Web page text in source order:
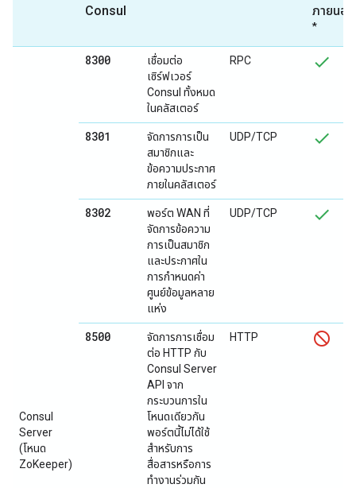
Consul
ภายนอก
*
Consul
Server
(โหนด
ZoKeeper)
8300
เชื่อมต่อ
เซิร์ฟเวอร์
Consul ทั้งหมด
ในคลัสเตอร์
RPC
8301
จัดการการเป็น
สมาชิกและ
ข้อความประกาศ
ภายในคลัสเตอร์
UDP/TCP
8302
พอร์ต WAN ที่
จัดการข้อความ
การเป็นสมาชิก
และประกาศใน
การกำหนดค่า
ศูนย์ข้อมูลหลาย
แห่ง
UDP/TCP
8500
จัดการการเชื่อม
ต่อ HTTP กับ
Consul Server
API จาก
กระบวนการใน
โหนดเดียวกัน
พอร์ตนี้ไม่ได้ใช้
สำหรับการ
สื่อสารหรือการ
ทำงานร่วมกัน
HTTP